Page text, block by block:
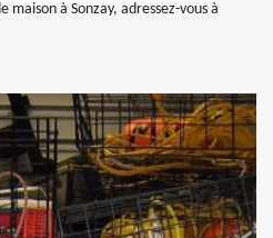
maison à Sonzay, adressez-vous à